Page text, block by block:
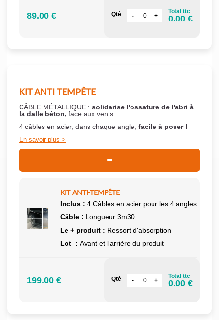
89.00 € Qté Total ttc
0.00 €
KIT ANTI TEMPÊTE
CÂBLE MÉTALLIQUE : solidarise l'ossature de l'abri à
la dalle béton, face aux vents.
4 câbles en acier, dans chaque angle, facile à poser !
En savoir plus
KIT ANTI-TEMPÊTE
Inclus : 4 Câbles en acier pour les 4 angles
Câble : Longueur 3m30
Le + produit : Ressort d'absorption
Lot : Avant et l'arrière du produit
199.00 € Qté Total ttc
0.00 €